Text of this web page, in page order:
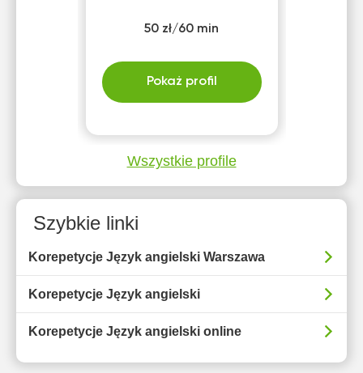
50 zł/60 min
Pokaż profil
Wszystkie profile
Szybkie linki
Korepetycje Język angielski Warszawa
Korepetycje Język angielski
Korepetycje Język angielski online